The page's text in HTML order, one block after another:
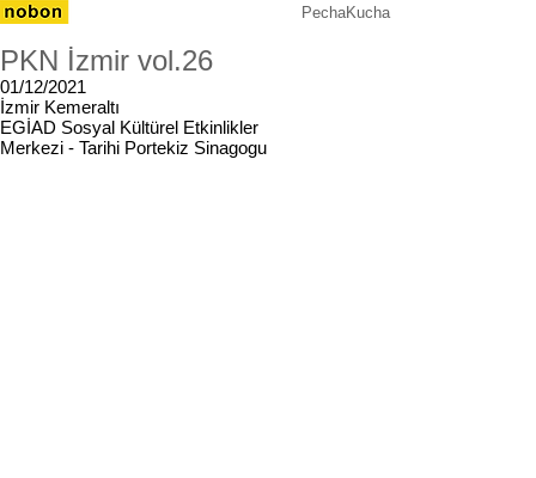
PechaKucha
01/12/2021
İzmir Kemeraltı
EGİAD Sosyal Kültürel Etkinlikler
Merkezi - Tarihi Portekiz Sinagogu
PKN İzmir vol.26